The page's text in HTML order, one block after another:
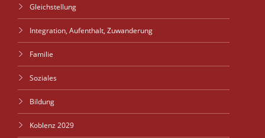
Gleichstellung
Integration, Aufenthalt, Zuwanderung
Familie
Soziales
Bildung
Koblenz 2029